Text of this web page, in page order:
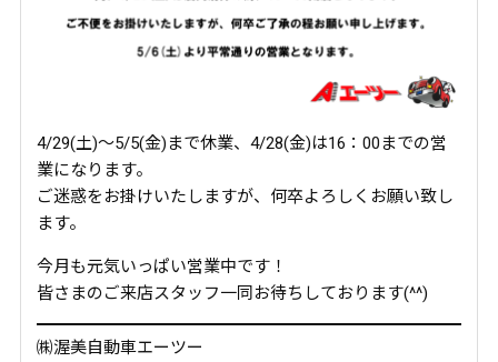
4/29(土)～5/5(金)まで休業、4/28(金)は16：00までの営
業になります。
ご迷惑をお掛けいたしますが、何卒よろしくお願い致し
ます。
今月も元気いっぱい営業中です！
皆さまのご来店スタッフ一同お待ちしております(^^)
㈱渥美自動車エーツー